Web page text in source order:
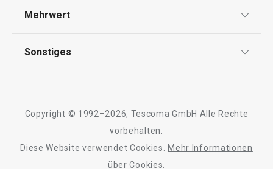
Neuheiten
Set für halbgetauchte Kekse
DELÍCIA
Servierbrett mit
ø 34 cm
Impressum
Kontaktformular
Mehrwert
Qualität
Sonstiges
Barrierefreiheit
Copyright © 1992–2026, Tescoma GmbH Alle Rechte
vorbehalten.
Diese Website verwendet Cookies.
Mehr Informationen
über Cookies.